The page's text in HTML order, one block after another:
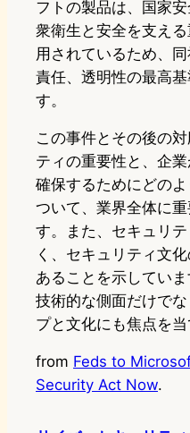
フトの製品は、国家
衆衛生と安全を支え
用されているため、
責任、透明性の最高
す。
この事件とその後の
ティの重要性と、企
確保するためにどの
ついて、業界全体に
す。また、セキュリ
く、セキュリティ文
あることを示していま
技術的な側面だけで
プと文化にも焦点を当
from Feds to
Security Act Now.